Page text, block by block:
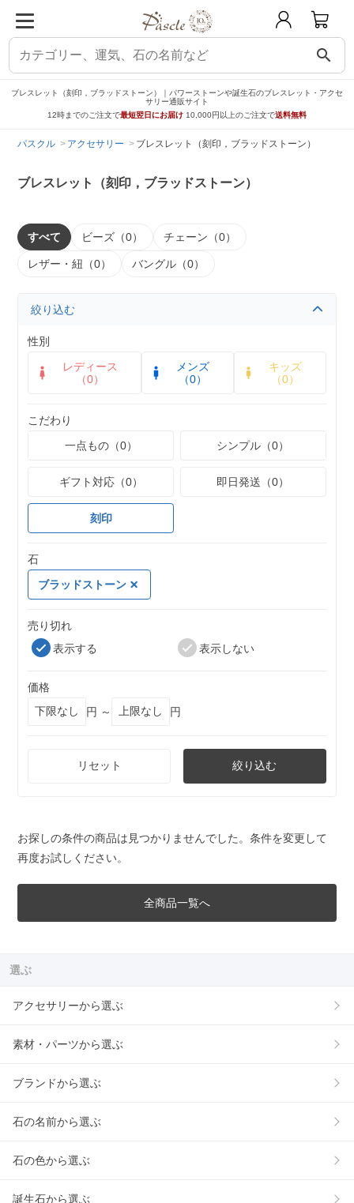
search
ブレスレット（刻印，ブラッドストーン）｜パワーストーンや誕生石のブレスレット・アクセ
サリー通販サイト
12時までのご注文で最短翌日にお届け 10,000円以上のご注文で送料無料
パスクル アクセサリー ブレスレット（刻印，ブラッドストーン）
ブレスレット（刻印，ブラッドストーン）
すべて ビーズ（0） チェーン（0）
レザー・紐（0） バングル（0）
絞り込む
性別
レディース
（0）
メンズ
（0）
キッズ
（0）
こだわり
一点もの（0）
シンプル（0）
ギフト対応（0） 即日発送（0）
刻印
石
ブラッドストーン
売り切れ
表示する
表示しない
価格
円 ～
円
リセット 絞り込む
お探しの条件の商品は見つかりませんでした。条件を変更して
再度お試しください。
全商品一覧へ
選ぶ
アクセサリーから選ぶ
素材・パーツから選ぶ
ブランドから選ぶ
石の名前から選ぶ
石の色から選ぶ
誕生石から選ぶ